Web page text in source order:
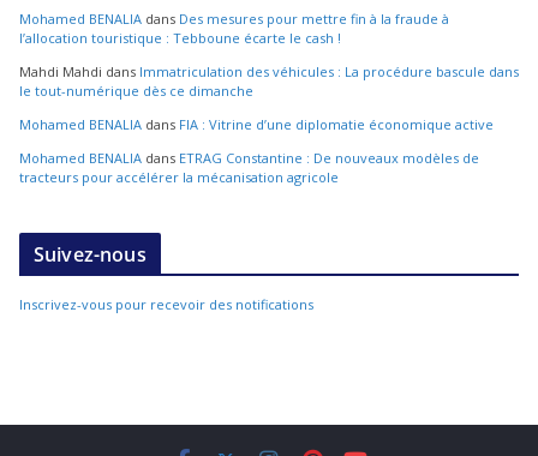
Mohamed BENALIA dans Des mesures pour mettre fin à la fraude à
l’allocation touristique : Tebboune écarte le cash !
Mahdi Mahdi dans Immatriculation des véhicules : La procédure bascule dans
le tout-numérique dès ce dimanche
Mohamed BENALIA dans FIA : Vitrine d’une diplomatie économique active
Mohamed BENALIA dans ETRAG Constantine : De nouveaux modèles de
tracteurs pour accélérer la mécanisation agricole
Suivez-nous
Inscrivez-vous pour recevoir des notifications